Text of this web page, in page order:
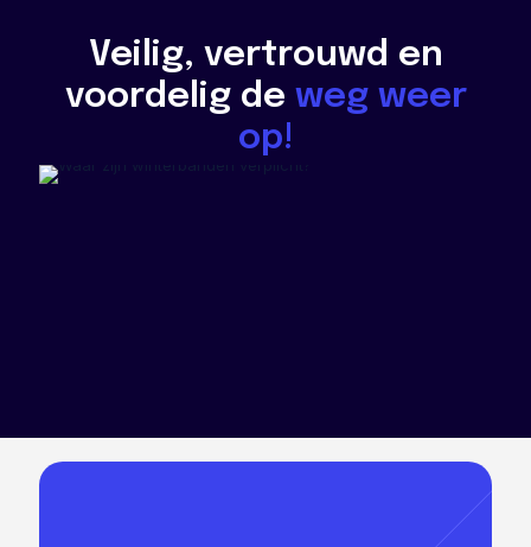
Veilig, vertrouwd en
voordelig de weg weer
op!